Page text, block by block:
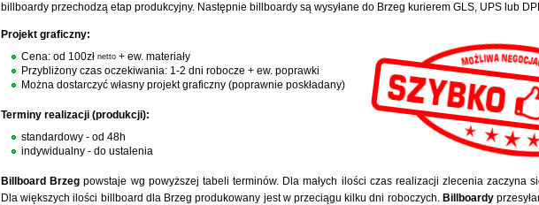
billboardy przechodzą etap produkcyjny. Następnie billboardy są wysyłane do Brzeg kurierem GLS, UPS lub
Projekt graficzny:
Cena: od 100zł netto + ew. materiały
Przybliżony czas oczekiwania: 1-2 dni robocze + ew. poprawki
Można dostarczyć własny projekt graficzny (poprawnie poskładany)
Terminy realizacji (produkcji):
standardowy - od 48h
indywidualny - do ustalenia
Billboard Brzeg powstaje wg powyższej tabeli terminów. Dla małych ilości czas realizacji zlecenia zaczyna
Dla większych ilości billboard dla Brzeg produkowany jest w przeciągu kilku dni roboczych. Billboardy